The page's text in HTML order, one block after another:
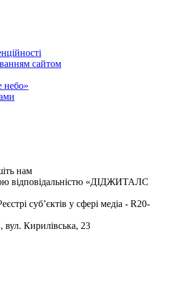
сайтом
небо»
нам
відповідальністю «ДІДЖИТАЛС
суб’єктів у сфері медіа - R20-
вул. Кирилівська, 23